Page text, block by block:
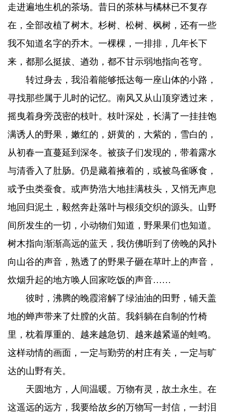
走进遍地生机的茶场。昔日的茶林与橘林已不复存
在，全部改植了树木。杉树、松树、枫树，还有一些
我不知道名字的乔木。一棵棵，一排排，几年长下
来，都那么挺拔、遒劲，都不甘示弱地指向苍穹。
转过身去，我沿着能够抵达每一座山体的小路，
寻找那些属于儿时的记忆。南风又从山顶穿透过来，
摇曳着身旁茂密的枝叶。枝叶深处，长满了一挂挂饱
满诱人的野果，嫩红的，妍黄的，大紫的，雪白的，
从初春一直蔓延到深冬。被孩子们发现的，带着露水
与清香入了肚肠。仍是藏着掖着的，或被鸟雀啄食，
或予虫类蚕食。或声势浩大地挂满枝头，又悄无声息
地回归泥土，毅然奔赴落叶与根须交织的源头。山野
间所发生的一切，小动物们知道，野果果们也知道。
树木指向渐渐高远的蓝天，我仿佛听到了傍晚的风扑
向山谷的声音，熟透了的野果子砸在草叶上的声音，
炊烟升起的地方唤人回家吃饭的声音……
彼时，沸腾的晚霞溶解了绿油油的田野，铺天盖
地的蝉声带来了灶膛的火苗。我斜躺在自制的竹椅
里，枕着厚重的、越来越急切、越来越紧逼的蛙鸣。
这样动情的画面，一定与勤劳的村庄有关，一定与旷
达的山野有关。
天圆地方，人间温暖。万物有灵，故土永生。在
这遥远的远方，我要给故乡的万物写一封信，一封泪